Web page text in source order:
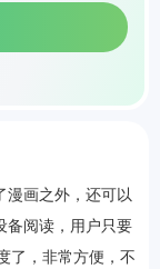
漫画之外，还可以
备阅读，用户只要
了，非常方便，不